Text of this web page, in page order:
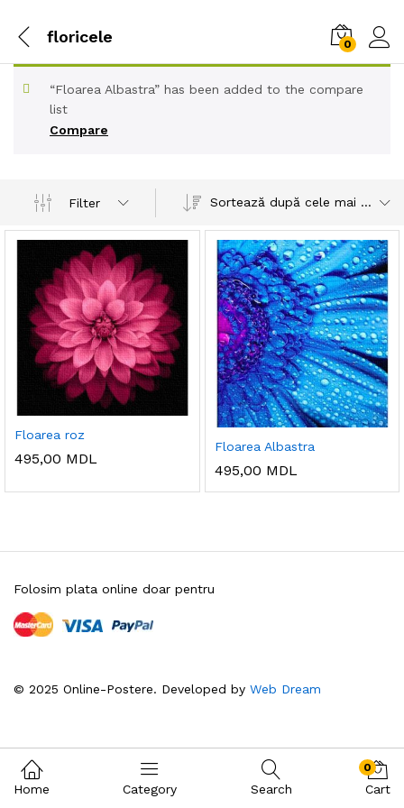
floricele 0
Compare
“Floarea Albastra” has been added to the compare
list
Filter Sortează după cele mai recente
Floarea roz
495,00 MDL
Floarea Albastra
495,00 MDL
© 2025 Online-Postere. Developed by Web Dream
Folosim plata online doar pentru
Home Category Search
0
Cart